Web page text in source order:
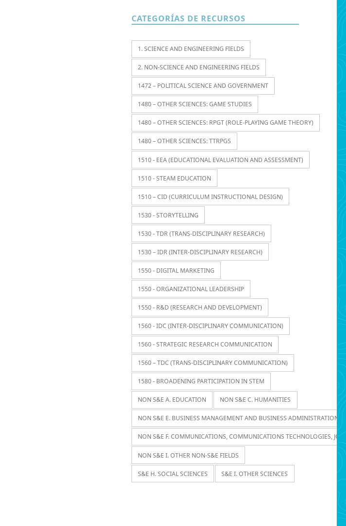
CATEGORÍAS DE RECURSOS
1. SCIENCE AND ENGINEERING FIELDS
2. NON-SCIENCE AND ENGINEERING FIELDS
1472 – POLITICAL SCIENCE AND GOVERNMENT
1480 – OTHER SCIENCES: GAME STUDIES
1480 – OTHER SCIENCES: RPGT (ROLE-PLAYING GAME THEORY)
1480 – OTHER SCIENCES: TTRPGS
1510 - EEA (EDUCATIONAL EVALUATION AND ASSESSMENT)
1510 - STEAM EDUCATION
1510 – CID (CURRICULUM INSTRUCTIONAL DESIGN)
1530 - STORYTELLING
1530 - TDR (TRANS-DISCIPLINARY RESEARCH)
1530 – IDR (INTER-DISCIPLINARY RESEARCH)
1550 - DIGITAL MARKETING
1550 - ORGANIZATIONAL LEADERSHIP
1550 - R&D (RESEARCH AND DEVELOPMENT)
1560 - IDC (INTER-DISCIPLINARY COMMUNICATION)
1560 - STRATEGIC RESEARCH COMMUNICATION
1560 – TDC (TRANS-DISCIPLINARY COMMUNICATION)
1580 - BROADENING PARTICIPATION IN STEM
NON S&E A. EDUCATION NON S&E C. HUMANITIES
NON S&E E. BUSINESS MANAGEMENT AND BUSINESS ADMINISTRATION
NON S&E F. COMMUNICATIONS, COMMUNICATIONS TECHNOLOGIES,
NON S&E I. OTHER NON-S&E FIELDS
S&E H. SOCIAL SCIENCES S&E I. OTHER SCIENCES